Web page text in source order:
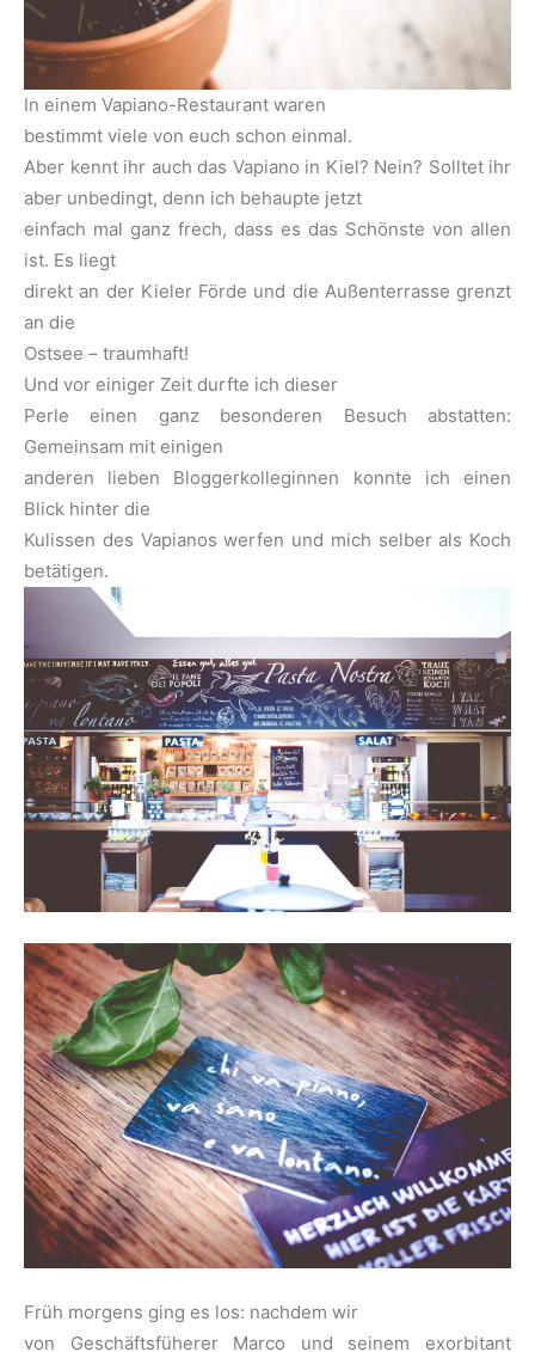
In einem Vapiano-Restaurant waren
bestimmt viele von euch schon einmal.
Aber kennt ihr auch das Vapiano in Kiel? Nein? Solltet ihr
aber unbedingt, denn ich behaupte jetzt
einfach mal ganz frech, dass es das Schönste von allen
ist. Es liegt
direkt an der Kieler Förde und die Außenterrasse grenzt
an die
Ostsee – traumhaft!
Und vor einiger Zeit durfte ich dieser
Perle einen ganz besonderen Besuch abstatten:
Gemeinsam mit einigen
anderen lieben Bloggerkolleginnen konnte ich einen
Blick hinter die
Kulissen des Vapianos werfen und mich selber als Koch
betätigen.
Früh morgens ging es los: nachdem wir
von Geschäftsfüherer Marco und seinem exorbitant